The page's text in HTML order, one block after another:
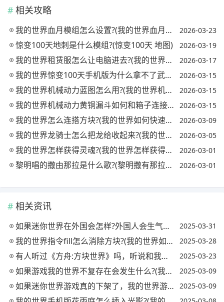
相关攻略
我的世界血月模组怎么设置?(我的世界血月模组怎么改概率) 2026-03-23
惊变100天地刺是什么模组?(惊变100天 地图) 2026-03-19
我的世界租赁服怎么让电脑进去?(我的世界租赁服怎么设置) 2026-03-17
我的世界惊变100天手机版为什么拿不了武器?(我的世界手机版惊变一百天有枪吗) 2026-03-15
我的世界机械动力蓝图怎么用?(我的世界机械动力详细教程) 2026-03-15
我的世界机械动力黄铜漏斗如何和箱子连接?(mc机械动力黄铜) 2026-03-15
我的世界怎么连搭方块?(我的世界如何快速搭建方块) 2026-03-09
我的世界龙骑士怎么把龙给收起来?(我的世界龙骑士怎么用怎么让龙坐下来?) 2026-03-05
我的世界怎样获得灵魂?(我的世界怎样获得灵魂碎片) 2026-03-01
黎明唱的撒由那拉是什么歌?(黎明撒有那拉是什么歌) 2026-03-01
相关资讯
如果迷你世界在外国会怎样?外国人会生气吗?(迷你世界在外国怎么样) 2025-03-31
我的世界指令fill怎么消除方块?(我的世界如何用命令方块消除方块) 2025-03-28
有人听过《方舟:方块世界》吗，听说和我的世界很像，值得入吗? 2025-03-23
如果游戏我的世界不复存在会发生什么?(我的世界不再回来) 2025-03-09
如果迷你世界游戏真的下架了，我的世界游戏真的会比以前好吗?(迷你世界下架我的世界玩家的反应) 2025-03-09